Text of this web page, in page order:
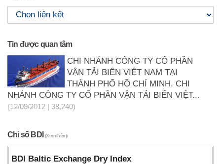
Tin được quan tâm
CHI NHÁNH CÔNG TY CỔ PHẦN
VẬN TẢI BIỂN VIỆT NAM TẠI
THÀNH PHỐ HỒ CHÍ MINH. CHI
NHÁNH CÔNG TY CỔ PHẦN VẬN TẢI BIỂN VIỆT...
(12/09/2012 | 38,240)
Chỉ số BDI(Xem thêm)
BDI Baltic Exchange Dry Index